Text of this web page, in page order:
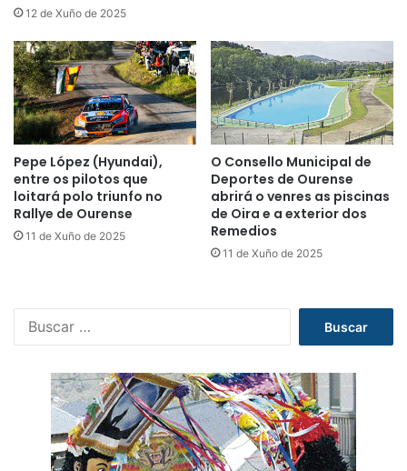
12 de Xuño de 2025
Pepe López (Hyundai),
entre os pilotos que
loitará polo triunfo no
Rallye de Ourense
11 de Xuño de 2025
O Consello Municipal de
Deportes de Ourense
abrirá o venres as piscinas
de Oira e a exterior dos
Remedios
11 de Xuño de 2025
c
a
r
: